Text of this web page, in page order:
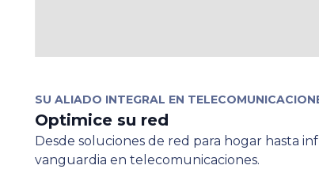
SU ALIADO INTEGRAL EN
Optimice su red
Desde soluciones de red para hogar hasta
vanguardia en telecomunicaciones.